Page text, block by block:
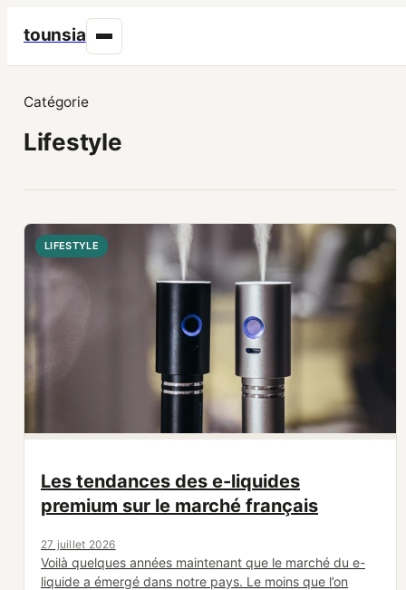
tounsia
Catégorie
Lifestyle
LIFESTYLE
Les tendances des e-liquides
premium sur le marché français
27 juillet 2026
Voilà quelques années maintenant que le marché du e-
liquide a émergé dans notre pays. Le moins que l’on